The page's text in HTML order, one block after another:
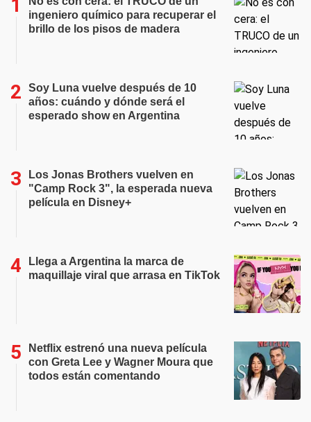
ingeniero químico para recuperar el
brillo de los pisos de madera
Soy Luna vuelve después de 10
años: cuándo y dónde será el
esperado show en Argentina
Los Jonas Brothers vuelven en
"Camp Rock 3", la esperada nueva
película en Disney+
Llega a Argentina la marca de
maquillaje viral que arrasa en TikTok
Netflix estrenó una nueva película
con Greta Lee y Wagner Moura que
todos están comentando